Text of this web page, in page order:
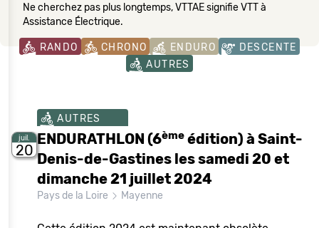
Ne cherchez pas plus longtemps, VTTAE signifie VTT à
Assistance Électrique.
RANDO CHRONO ENDURO
DESCENTE
AUTRES
juil.
20
AUTRES
ENDURATHLON (6ème édition) à Saint-
Denis-de-Gastines les samedi 20 et
dimanche 21 juillet 2024
Pays de la Loire Mayenne